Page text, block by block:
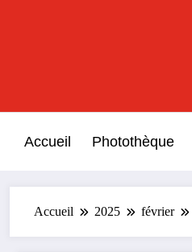
Accueil Photothèque
Accueil 2025 février